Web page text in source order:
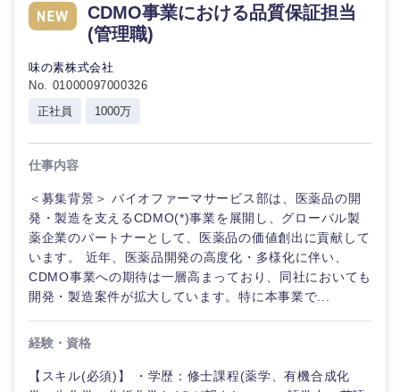
石川県
山梨県
CDMO事業における品質保証担当
(管理職)
味の素株式会社
No. 01000097000326
正社員
1000万
仕事内容
＜募集背景＞ バイオファーマサービス部は、医薬品の開
発・製造を支えるCDMO(*)事業を展開し、グローバル製
薬企業のパートナーとして、医薬品の価値創出に貢献して
います。 近年、医薬品開発の高度化・多様化に伴い、
CDMO事業への期待は一層高まっており、同社においても
開発・製造案件が拡大しています。特に本事業で...
経験・資格
【スキル(必須)】 ・学歴：修士課程(薬学、有機合成化